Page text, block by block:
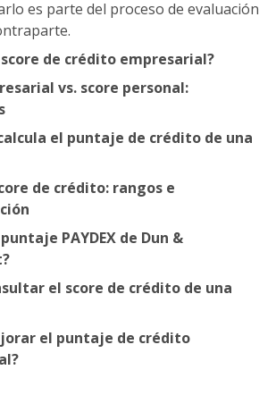
es parte del proceso de evaluación
score de crédito empresarial?
vs. score personal:
el puntaje de crédito de una
de crédito: rangos e
PAYDEX de Dun &
el score de crédito de una
el puntaje de crédito